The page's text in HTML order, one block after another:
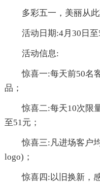
多彩五一，美丽从此
活动日期:4月30日至5
活动信息:
惊喜一:每天前50名客
品；
惊喜二:每天10次限量
至51元；
惊喜三:凡进场客户均
logo)；
惊喜四:以旧换新，感